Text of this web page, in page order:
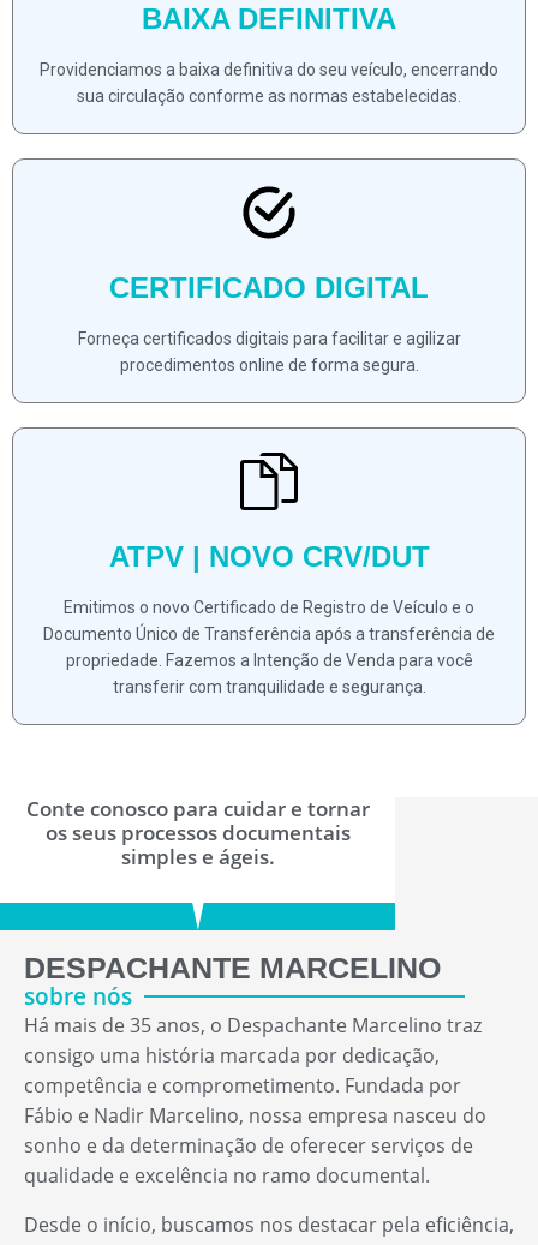
BAIXA DEFINITIVA
Providenciamos a baixa definitiva do seu veículo, encerrando
sua circulação conforme as normas estabelecidas.
CERTIFICADO DIGITAL
Forneça certificados digitais para facilitar e agilizar
procedimentos online de forma segura.
ATPV | NOVO CRV/DUT
Emitimos o novo Certificado de Registro de Veículo e o
Documento Único de Transferência após a transferência de
propriedade. Fazemos a Intenção de Venda para você
transferir com tranquilidade e segurança.
Conte conosco para cuidar e tornar
os seus processos documentais
simples e ágeis.
DESPACHANTE MARCELINO
sobre nós
Há mais de 35 anos, o Despachante Marcelino traz
consigo uma história marcada por dedicação,
competência e comprometimento. Fundada por
Fábio e Nadir Marcelino, nossa empresa nasceu do
sonho e da determinação de oferecer serviços de
qualidade e excelência no ramo documental.
Desde o início, buscamos nos destacar pela eficiência,